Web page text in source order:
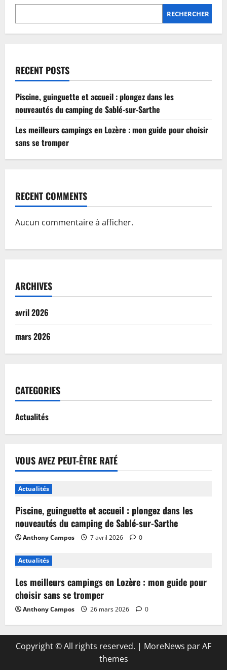
mon
choisir
sans
RECHERCHER
RECENT POSTS
Piscine, guinguette et accueil : plongez dans les
nouveautés du camping de Sablé-sur-Sarthe
Les meilleurs campings en Lozère : mon guide pour choisir
sans se tromper
RECENT COMMENTS
Aucun commentaire à afficher.
ARCHIVES
avril 2026
mars 2026
CATEGORIES
Actualités
VOUS AVEZ PEUT-ÊTRE RATÉ
Actualités
Piscine, guinguette et accueil : plongez dans les
nouveautés du camping de Sablé-sur-Sarthe
Anthony Campos 7 avril 2026 0
Actualités
Les meilleurs campings en Lozère : mon guide pour
choisir sans se tromper
Anthony Campos 26 mars 2026 0
Copyright © All rights reserved. | MoreNews par AF
themes